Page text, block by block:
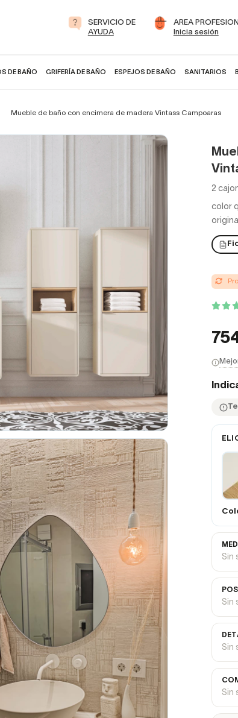
SERVICIO DE
AYUDA
AREA
Inicia sesión
DE BAÑO GRIFERÍA DE BAÑO ESPEJOS DE BAÑO SANITARIOS
Mueble de baño con encimera de madera Vintass Campoaras
2
color